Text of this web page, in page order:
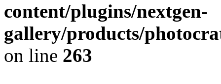
content/plugins/nextgen-
gallery/products/
on line 263